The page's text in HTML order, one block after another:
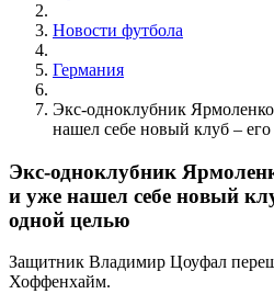
Новости футбола
Германия
Экс-одноклубник
нашел себе новый клуб –
Экс-одноклубник
и уже нашел себе новый
одной целью
Защитник Владимир Цоуфал
Хоффенхайм.